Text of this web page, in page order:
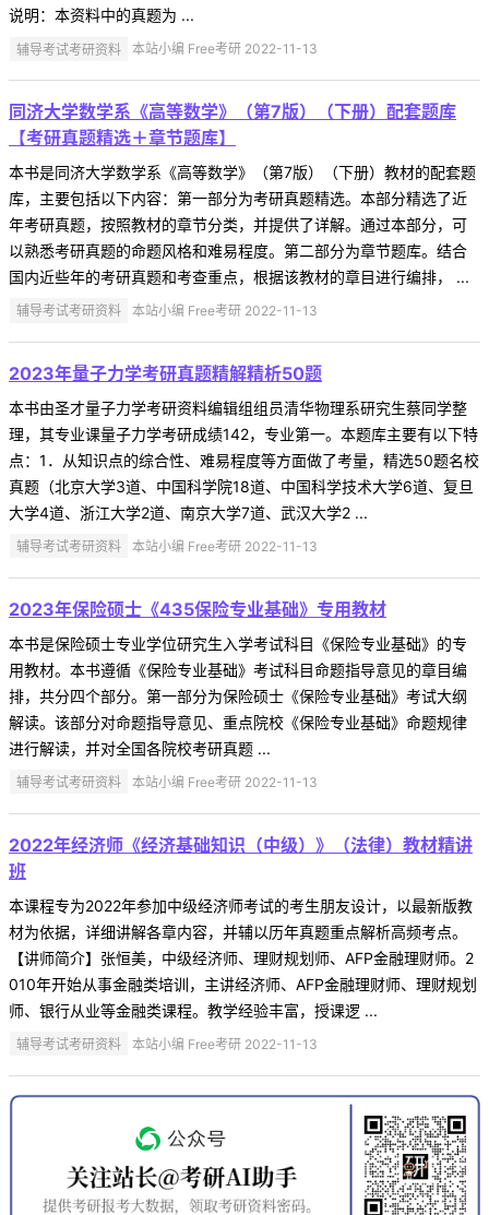
说明：本资料中的真题为 ...
辅导考试考研资料 本站小编 Free考研 2022-11-13
同济大学数学系《高等数学》（第7版）（下册）配套题库
【考研真题精选＋章节题库】
本书是同济大学数学系《高等数学》（第7版）（下册）教材的配套题
库，主要包括以下内容：第一部分为考研真题精选。本部分精选了近
年考研真题，按照教材的章节分类，并提供了详解。通过本部分，可
以熟悉考研真题的命题风格和难易程度。第二部分为章节题库。结合
国内近些年的考研真题和考查重点，根据该教材的章目进行编排， ...
辅导考试考研资料 本站小编 Free考研 2022-11-13
2023年量子力学考研真题精解精析50题
本书由圣才量子力学考研资料编辑组组员清华物理系研究生蔡同学整
理，其专业课量子力学考研成绩142，专业第一。本题库主要有以下特
点：1．从知识点的综合性、难易程度等方面做了考量，精选50题名校
真题（北京大学3道、中国科学院18道、中国科学技术大学6道、复旦
大学4道、浙江大学2道、南京大学7道、武汉大学2 ...
辅导考试考研资料 本站小编 Free考研 2022-11-13
2023年保险硕士《435保险专业基础》专用教材
本书是保险硕士专业学位研究生入学考试科目《保险专业基础》的专
用教材。本书遵循《保险专业基础》考试科目命题指导意见的章目编
排，共分四个部分。第一部分为保险硕士《保险专业基础》考试大纲
解读。该部分对命题指导意见、重点院校《保险专业基础》命题规律
进行解读，并对全国各院校考研真题 ...
辅导考试考研资料 本站小编 Free考研 2022-11-13
2022年经济师《经济基础知识（中级）》（法律）教材精讲
班
本课程专为2022年参加中级经济师考试的考生朋友设计，以最新版教
材为依据，详细讲解各章内容，并辅以历年真题重点解析高频考点。
【讲师简介】张恒美，中级经济师、理财规划师、AFP金融理财师。2
010年开始从事金融类培训，主讲经济师、AFP金融理财师、理财规划
师、银行从业等金融类课程。教学经验丰富，授课逻 ...
辅导考试考研资料 本站小编 Free考研 2022-11-13